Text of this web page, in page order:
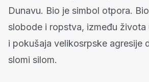
Dunavu. Bio je simbol otpora.
slobode i ropstva, između
i pokušaja velikosrpske agresije
slomi silom.